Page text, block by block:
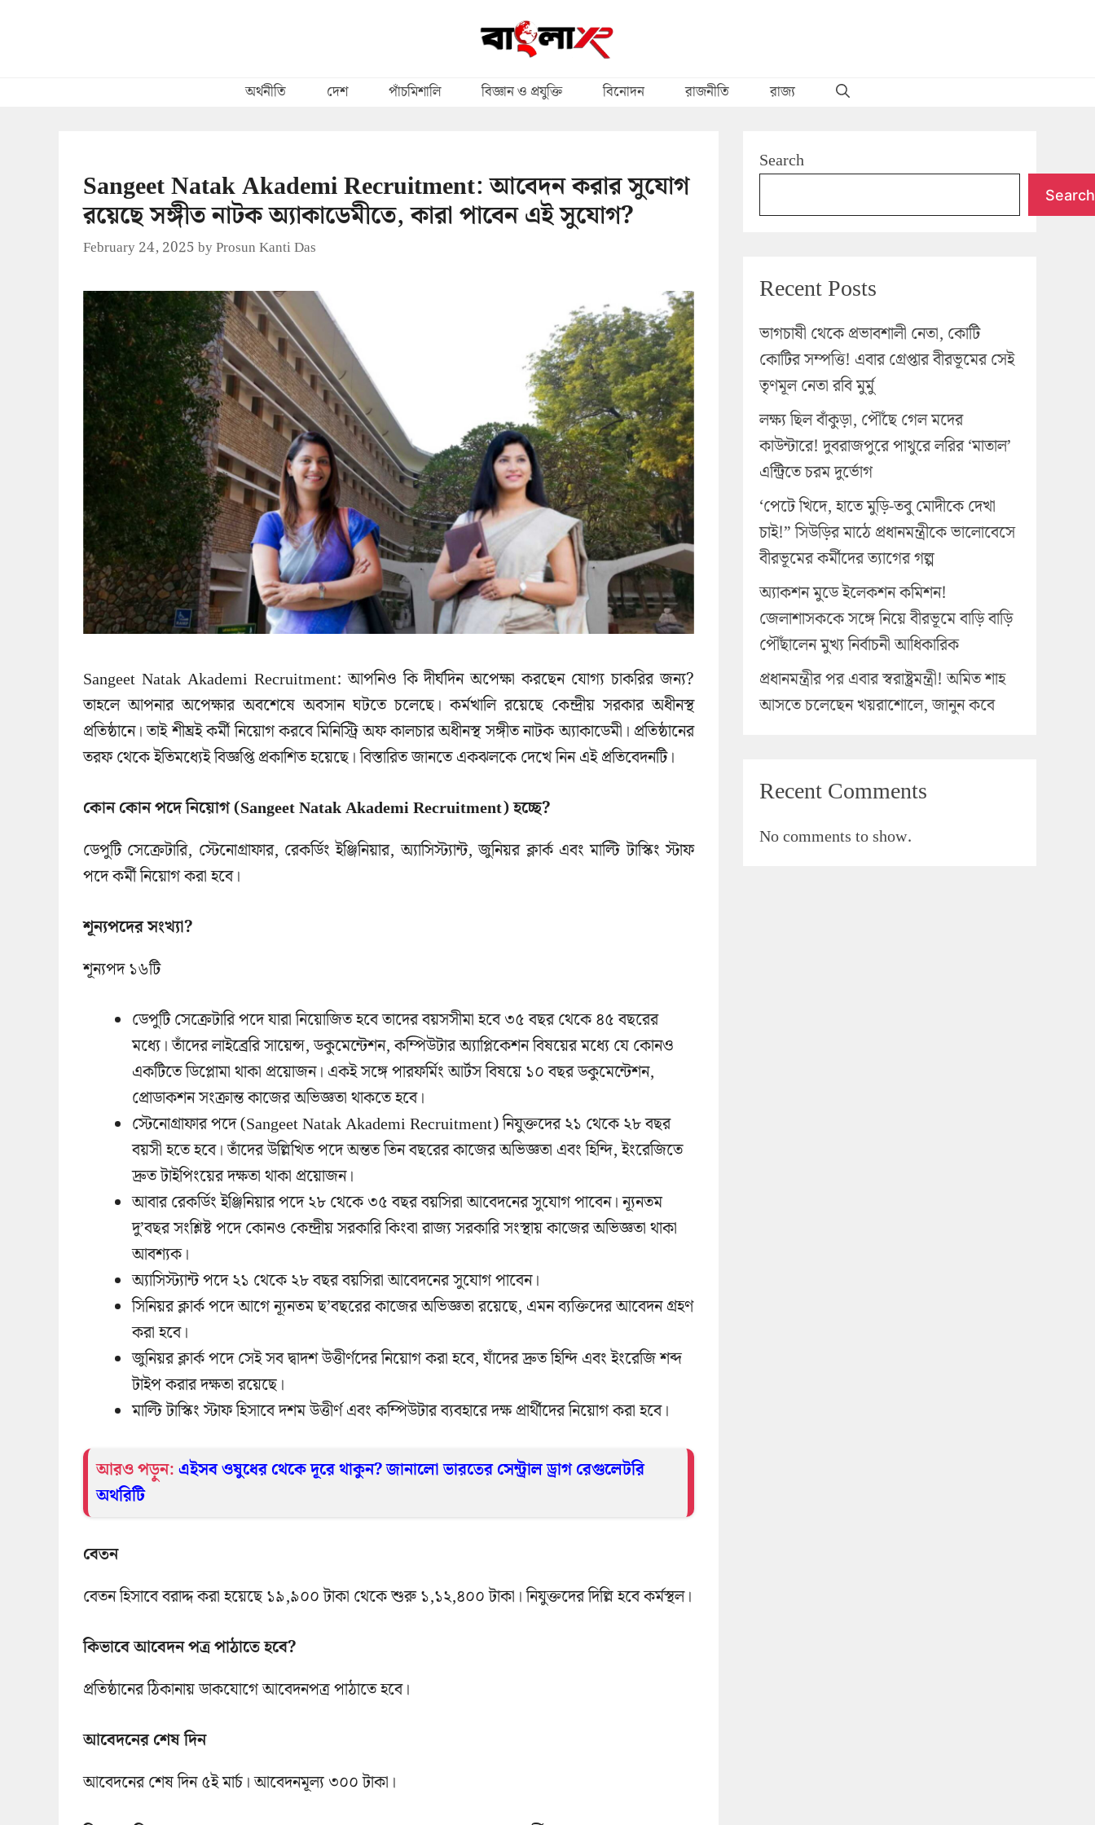
অর্থনীতি দেশ পাঁচমিশালি বিজ্ঞান ও প্রযুক্তি বিনোদন রাজনীতি রাজ্য
Sangeet Natak Akademi Recruitment: আবেদন করার সুযোগ
রয়েছে সঙ্গীত নাটক অ্যাকাডেমীতে, কারা পাবেন এই সুযোগ?
February 24, 2025byProsun Kanti Das
Sangeet Natak Akademi Recruitment: আপনিও কি দীর্ঘদিন অপেক্ষা করছেন যোগ্য চাকরির জন্য?
তাহলে আপনার অপেক্ষার অবশেষে অবসান ঘটতে চলেছে। কর্মখালি রয়েছে কেন্দ্রীয় সরকার অধীনস্থ
প্রতিষ্ঠানে। তাই শীঘ্রই কর্মী নিয়োগ করবে মিনিস্ট্রি অফ কালচার অধীনস্থ সঙ্গীত নাটক অ্যাকাডেমী। প্রতিষ্ঠানের
তরফ থেকে ইতিমধ্যেই বিজ্ঞপ্তি প্রকাশিত হয়েছে। বিস্তারিত জানতে একঝলকে দেখে নিন এই প্রতিবেদনটি।
কোন কোন পদে নিয়োগ (Sangeet Natak Akademi Recruitment) হচ্ছে?
ডেপুটি সেক্রেটারি, স্টেনোগ্রাফার, রেকর্ডিং ইঞ্জিনিয়ার, অ্যাসিস্ট্যান্ট, জুনিয়র ক্লার্ক এবং মাল্টি টাস্কিং স্টাফ
পদে কর্মী নিয়োগ করা হবে।
শূন্যপদের সংখ্যা?
শূন্যপদ ১৬টি
ডেপুটি সেক্রেটারি পদে যারা নিয়োজিত হবে তাদের বয়সসীমা হবে ৩৫ বছর থেকে ৪৫ বছরের
মধ্যে। তাঁদের লাইব্রেরি সায়েন্স, ডকুমেন্টেশন, কম্পিউটার অ্যাপ্লিকেশন বিষয়ের মধ্যে যে কোনও
একটিতে ডিপ্লোমা থাকা প্রয়োজন। একই সঙ্গে পারফর্মিং আর্টস বিষয়ে ১০ বছর ডকুমেন্টেশন,
প্রোডাকশন সংক্রান্ত কাজের অভিজ্ঞতা থাকতে হবে।
স্টেনোগ্রাফার পদে (Sangeet Natak Akademi Recruitment) নিযুক্তদের ২১ থেকে ২৮ বছর
বয়সী হতে হবে। তাঁদের উল্লিখিত পদে অন্তত তিন বছরের কাজের অভিজ্ঞতা এবং হিন্দি, ইংরেজিতে
দ্রুত টাইপিংয়ের দক্ষতা থাকা প্রয়োজন।
আবার রেকর্ডিং ইঞ্জিনিয়ার পদে ২৮ থেকে ৩৫ বছর বয়সিরা আবেদনের সুযোগ পাবেন। ন্যূনতম
দু’বছর সংশ্লিষ্ট পদে কোনও কেন্দ্রীয় সরকারি কিংবা রাজ্য সরকারি সংস্থায় কাজের অভিজ্ঞতা থাকা
আবশ্যক।
অ্যাসিস্ট্যান্ট পদে ২১ থেকে ২৮ বছর বয়সিরা আবেদনের সুযোগ পাবেন।
সিনিয়র ক্লার্ক পদে আগে ন্যূনতম ছ’বছরের কাজের অভিজ্ঞতা রয়েছে, এমন ব্যক্তিদের আবেদন গ্রহণ
করা হবে।
জুনিয়র ক্লার্ক পদে সেই সব দ্বাদশ উত্তীর্ণদের নিয়োগ করা হবে, যাঁদের দ্রুত হিন্দি এবং ইংরেজি শব্দ
টাইপ করার দক্ষতা রয়েছে।
মাল্টি টাস্কিং স্টাফ হিসাবে দশম উত্তীর্ণ এবং কম্পিউটার ব্যবহারে দক্ষ প্রার্থীদের নিয়োগ করা হবে।
আরও পড়ুন:এইসব ওষুধের থেকে দূরে থাকুন? জানালো ভারতের সেন্ট্রাল ড্রাগ রেগুলেটরি
অথরিটি
বেতন
বেতন হিসাবে বরাদ্দ করা হয়েছে ১৯,৯০০ টাকা থেকে শুরু ১,১২,৪০০ টাকা। নিযুক্তদের দিল্লি হবে কর্মস্থল।
কিভাবে আবেদন পত্র পাঠাতে হবে?
প্রতিষ্ঠানের ঠিকানায় ডাকযোগে আবেদনপত্র পাঠাতে হবে।
আবেদনের শেষ দিন
আবেদনের শেষ দিন ৫ই মার্চ। আবেদনমূল্য ৩০০ টাকা।
Search
Search
Recent Posts
ভাগচাষী থেকে প্রভাবশালী নেতা, কোটি
কোটির সম্পত্তি! এবার গ্রেপ্তার বীরভূমের সেই
তৃণমূল নেতা রবি মুর্মু
লক্ষ্য ছিল বাঁকুড়া, পৌঁছে গেল মদের
কাউন্টারে! দুবরাজপুরে পাথুরে লরির ‘মাতাল’
এন্ট্রিতে চরম দুর্ভোগ
‘পেটে খিদে, হাতে মুড়ি-তবু মোদীকে দেখা
চাই!” সিউড়ির মাঠে প্রধানমন্ত্রীকে ভালোবেসে
বীরভূমের কর্মীদের ত্যাগের গল্প
অ্যাকশন মুডে ইলেকশন কমিশন!
জেলাশাসককে সঙ্গে নিয়ে বীরভূমে বাড়ি বাড়ি
পৌঁছালেন মুখ্য নির্বাচনী আধিকারিক
প্রধানমন্ত্রীর পর এবার স্বরাষ্ট্রমন্ত্রী! অমিত শাহ
আসতে চলেছেন খয়রাশোলে, জানুন কবে
Recent Comments
No comments to show.